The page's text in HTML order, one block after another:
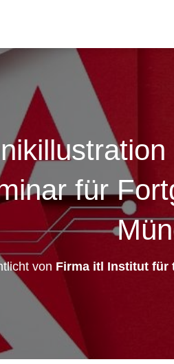
für
von Firma itl Institut für